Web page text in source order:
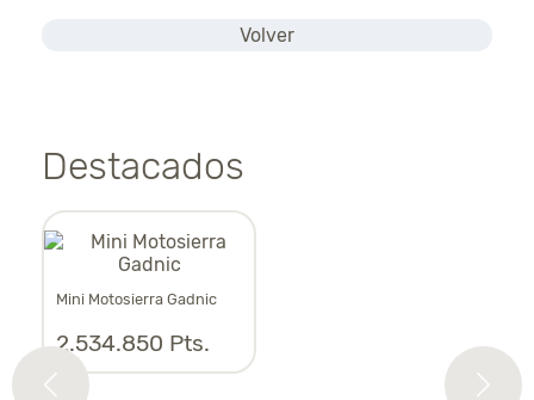
Volver
Destacados
Mini Motosierra Gadnic
2.534.850 Pts.